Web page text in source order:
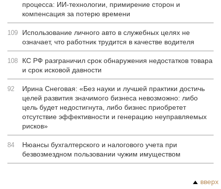
процесса: ИИ-технологии, примирение сторон и
компенсация за потерю времени
109
Использование личного авто в служебных целях не
означает, что работник трудится в качестве водителя
108
КС РФ разграничил срок обнаружения недостатков товара
и срок исковой давности
92
Ирина Снеговая: «Без науки и лучшей практики достичь
целей развития значимого бизнеса невозможно: либо
цель будет недостигнута, либо бизнес приобретет
отсутствие эффективности и генерацию неуправляемых
рисков»
84
Нюансы бухгалтерского и налогового учета при
безвозмездном пользовании чужим имуществом
вверх